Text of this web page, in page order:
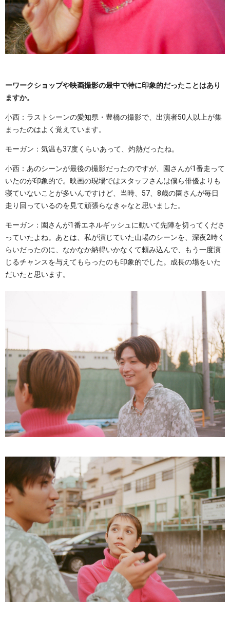
ーワークショップや映画撮影の最中で特に印象的だったことはあり
ますか。
小西：ラストシーンの愛知県・豊橋の撮影で、出演者50人以上が集
まったのはよく覚えています。
モーガン：気温も37度くらいあって、灼熱だったね。
小西：あのシーンが最後の撮影だったのですが、園さんが1番走って
いたのが印象的で。映画の現場ではスタッフさんは僕ら俳優よりも
寝ていないことが多いんですけど、当時、57、8歳の園さんが毎日
走り回っているのを見て頑張らなきゃなと思いました。
モーガン：園さんが1番エネルギッシュに動いて先陣を切ってくださ
っていたよね。あとは、私が演じていた山場のシーンを、深夜2時く
らいだったのに、なかなか納得いかなくて頼み込んで、もう一度演
じるチャンスを与えてもらったのも印象的でした。成長の場をいた
だいたと思います。